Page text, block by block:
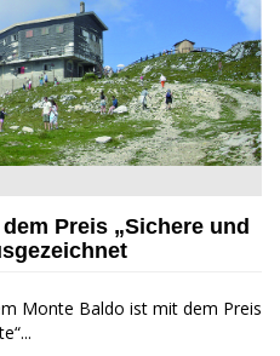
Preis „Sichere und
Monte Baldo ist mit dem Preis